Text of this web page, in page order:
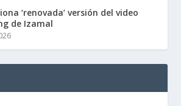
‘renovada’ versión del video
de Izamal